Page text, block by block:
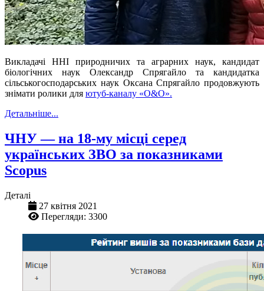
Викладачі ННІ природничих та аграрних наук, кандидат
біологічних наук Олександр Спрягайло та кандидатка
сільськогосподарських наук Оксана Спрягайло продовжують
знімати ролики для ютуб-каналу «О&О».
Детальніше...
ЧНУ — на 18-му місці серед
українських ЗВО за показниками
Scopus
Деталі
27 квітня 2021
Перегляди: 3300